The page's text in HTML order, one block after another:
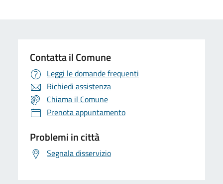
Contatta il Comune
Leggi le domande frequenti
Richiedi assistenza
Chiama il Comune
Prenota appuntamento
Problemi in città
Segnala disservizio